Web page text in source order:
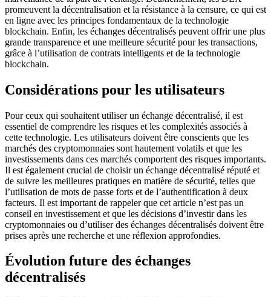
promeuvent la décentralisation et la résistance à la censure, ce qui est
en ligne avec les principes fondamentaux de la technologie
blockchain. Enfin, les échanges décentralisés peuvent offrir une plus
grande transparence et une meilleure sécurité pour les transactions,
grâce à l’utilisation de contrats intelligents et de la technologie
blockchain.
Considérations pour les utilisateurs
Pour ceux qui souhaitent utiliser un échange décentralisé, il est
essentiel de comprendre les risques et les complexités associés à
cette technologie. Les utilisateurs doivent être conscients que les
marchés des cryptomonnaies sont hautement volatils et que les
investissements dans ces marchés comportent des risques importants.
Il est également crucial de choisir un échange décentralisé réputé et
de suivre les meilleures pratiques en matière de sécurité, telles que
l’utilisation de mots de passe forts et de l’authentification à deux
facteurs. Il est important de rappeler que cet article n’est pas un
conseil en investissement et que les décisions d’investir dans les
cryptomonnaies ou d’utiliser des échanges décentralisés doivent être
prises après une recherche et une réflexion approfondies.
Évolution future des échanges
décentralisés